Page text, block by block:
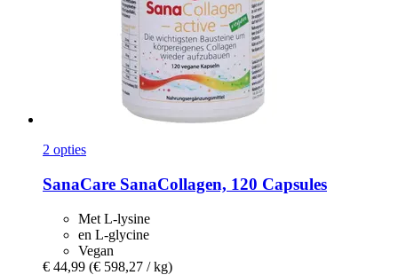
2 opties
SanaCare SanaCollagen, 120 Capsules
Met L-lysine
en L-glycine
Vegan
€ 44,99 (€ 598,27 / kg)